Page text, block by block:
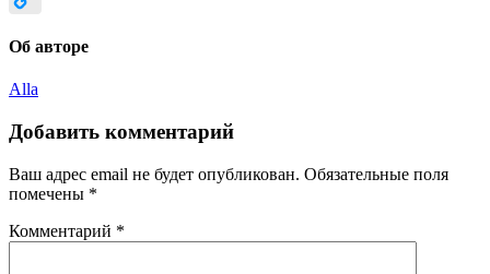
Об авторе
Alla
Добавить комментарий
Ваш адрес email не будет опубликован. Обязательные поля
помечены *
Комментарий *